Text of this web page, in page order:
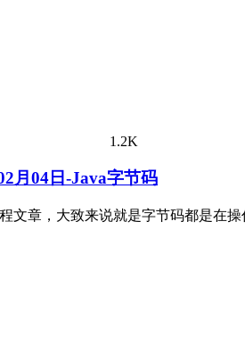
1.2K
月04日-Java字节码
文章，大致来说就是字节码都是在